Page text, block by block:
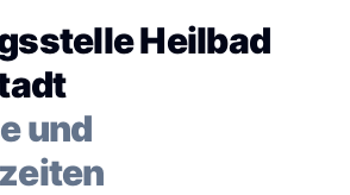
Heilbad
und